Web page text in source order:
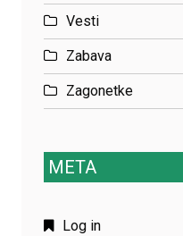
Vesti
Zabava
Zagonetke
META
Log in